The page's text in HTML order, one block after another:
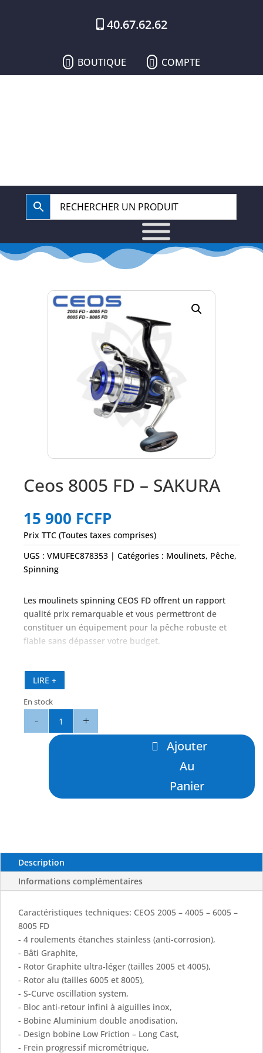
40.67.62.62
 BOUTIQUE  COMPTE
Ceos 8005 FD – SAKURA
15 900 FCFP
Prix TTC (Toutes taxes comprises)
UGS :VMUFEC878353 Catégories : Moulinets, Pêche,
Spinning
Les moulinets spinning CEOS FD offrent un rapport
qualité prix remarquable et vous permettront de
constituer un équipement pour la pêche robuste et
fiable sans dépasser votre budget.
LIRE +
En stock
Ceos
-
SAKURA
Ajouter
Au
Panier
Description
Informations complémentaires
Caractéristiques techniques: CEOS 2005 – 4005 – 6005 –
8005 FD
- 4 roulements étanches stainless (anti-corrosion),
- Bâti Graphite,
- Rotor Graphite ultra-léger (tailles 2005 et 4005),
- Rotor alu (tailles 6005 et 8005),
- S-Curve oscillation system,
- Bloc anti-retour infini à aiguilles inox,
- Bobine Aluminium double anodisation,
- Design bobine Low Friction – Long Cast,
- Frein progressif micrométrique,